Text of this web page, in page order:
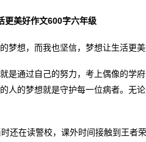
更美好作文600字六年级
梦想，而我也坚信，梦想让生活更美
是通过自己的努力，考上偶像的学
人的梦想就是守护每一位病者。无
还在读警校，课外时间接触到王者